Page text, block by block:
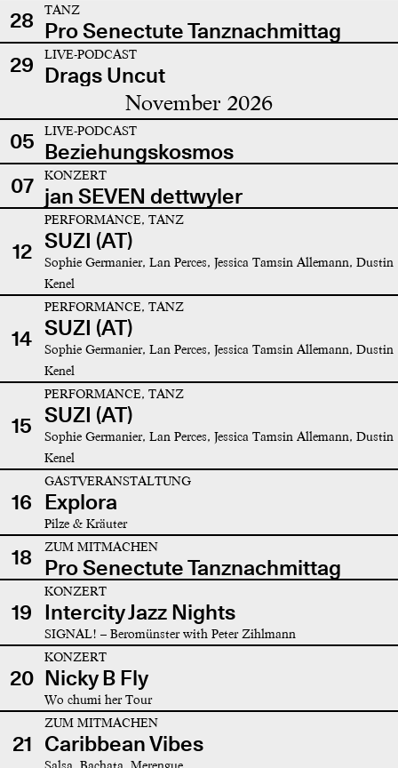
28
TANZ
Pro Senectute Tanznachmittag
29
LIVE-PODCAST
Drags Uncut
November 2026
05 LIVE-PODCAST
Beziehungskosmos
07
KONZERT
jan SEVEN dettwyler
12
PERFORMANCE, TANZ
SUZI (AT)
Sophie Germanier, Lan Perces, Jessica Tamsin Allemann, Dustin
Kenel
14
PERFORMANCE, TANZ
SUZI (AT)
Sophie Germanier, Lan Perces, Jessica Tamsin Allemann, Dustin
Kenel
15
PERFORMANCE, TANZ
SUZI (AT)
Sophie Germanier, Lan Perces, Jessica Tamsin Allemann, Dustin
Kenel
16
GASTVERANSTALTUNG
Explora
Pilze & Kräuter
18 ZUM MITMACHEN
Pro Senectute Tanznachmittag
19
KONZERT
Intercity Jazz Nights
SIGNAL! – Beromünster with Peter Zihlmann
20
KONZERT
Nicky B Fly
Wo chumi her Tour
21
ZUM MITMACHEN
Caribbean Vibes